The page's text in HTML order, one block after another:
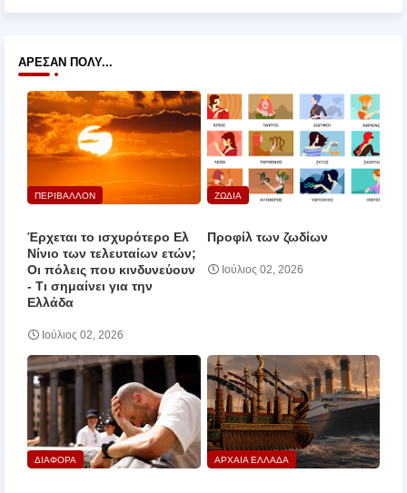
ΆΡΕΣΑΝ ΠΟΛΎ...
ΠΕΡΙΒΑΛΛΟΝ
Έρχεται το ισχυρότερο Ελ
Νίνιο των τελευταίων ετών;
Οι πόλεις που κινδυνεύουν
‑ Τι σημαίνει για την
Ελλάδα
Ιούλιος 02, 2026
ΖΩΔΙΑ
Προφίλ των ζωδίων
Ιούλιος 02, 2026
ΔΙΑΦΟΡΑ ΑΡΧΑΙΑ ΕΛΛΑΔΑ